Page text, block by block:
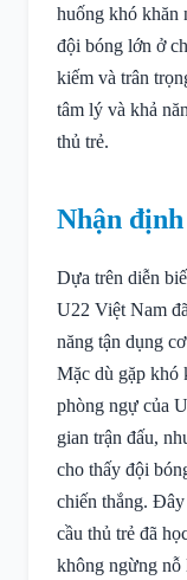
huống khó khăn
đội bóng lớn ở
kiếm và trân
tâm lý và khả
thủ trẻ.
Nhận
Dựa trên diễn
U22 Việt Nam
năng tận dụng
Mặc dù gặp khó
phòng ngự của
gian trận đấu,
cho thấy đội
chiến thắng.
cầu thủ trẻ đã
không ngừng nỗ